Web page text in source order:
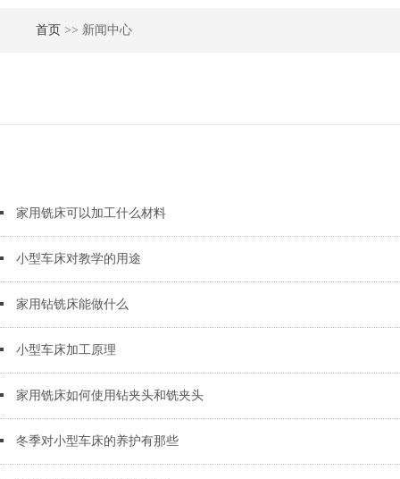
首页 >> 新闻中心
家用铣床可以加工什么材料
小型车床对教学的用途
家用钻铣床能做什么
小型车床加工原理
家用铣床如何使用钻夹头和铣夹头
冬季对小型车床的养护有那些